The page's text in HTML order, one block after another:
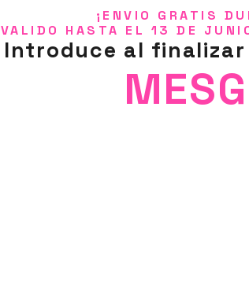
¡ENVIO GRATIS
VALIDO HASTA EL 13 DE
Introduce al